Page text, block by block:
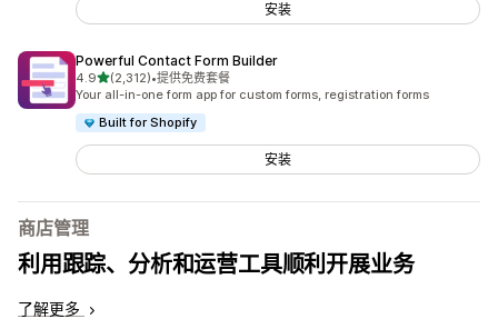
安装
Powerful Contact Form Builder
4.9星（满分 5 星）
(2,312)
总共 2312 条评论
•提供免费套餐
Your all-in-one form app for custom forms, registration forms
Built for Shopify
安装
商店管理
利用跟踪、分析和运营工具顺利开展业务
了解更多